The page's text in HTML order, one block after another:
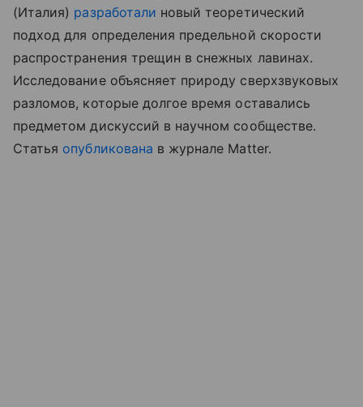
(Италия) разработали новый теоретический
подход для определения предельной скорости
распространения трещин в снежных лавинах.
Исследование объясняет природу сверхзвуковых
разломов, которые долгое время оставались
предметом дискуссий в научном сообществе.
Статья опубликована в журнале Matter.